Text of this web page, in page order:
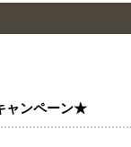
ャンペーン★